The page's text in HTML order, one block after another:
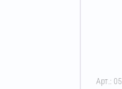
Арт.: